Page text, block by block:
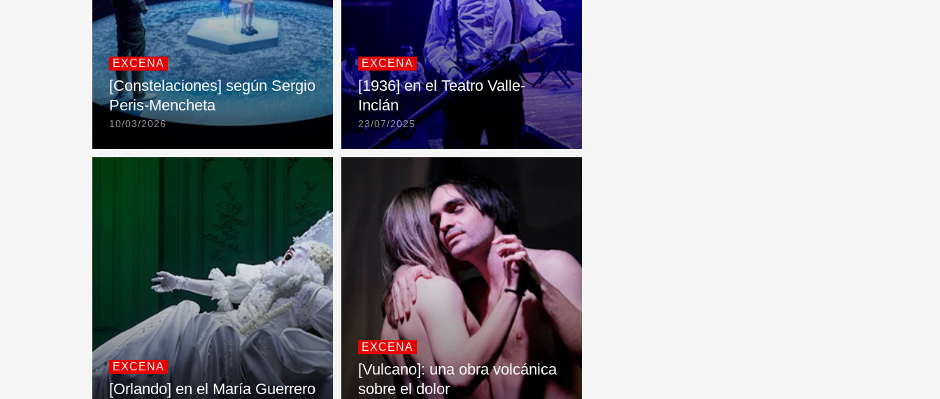
EXCENA
[Constelaciones] según Sergio
Peris-Mencheta
10/03/2026
EXCENA
[1936] en el Teatro Valle-
Inclán
23/07/2025
EXCENA
[Orlando] en el María Guerrero
EXCENA
[Vulcano]: una obra volcánica
sobre el dolor